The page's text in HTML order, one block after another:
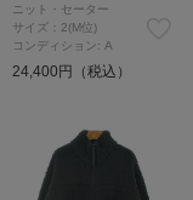
ニット・セーター
サイズ：2(M位)
コンディション: A
24,400円（税込）